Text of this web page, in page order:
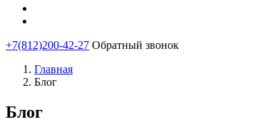
+7(812)200-42-27 Обратный звонок
Главная
Блог
Блог